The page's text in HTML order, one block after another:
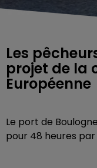
Les
projet de la
Européenne
Le port de
pour 48 heures